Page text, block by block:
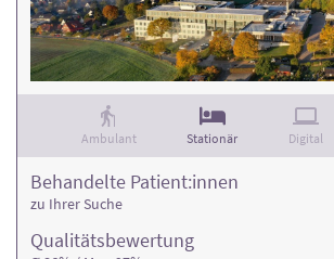
Ambulant Stationär Digital
Qualitäts­bewertung
Behandelte Patient:innen
zu Ihrer Suche